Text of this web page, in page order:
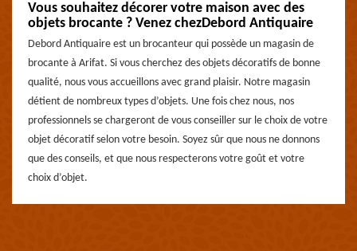
Vous souhaitez décorer votre maison avec des
objets brocante ? Venez chezDebord Antiquaire
Debord Antiquaire est un brocanteur qui possède un magasin de
brocante à Arifat. Si vous cherchez des objets décoratifs de bonne
qualité, nous vous accueillons avec grand plaisir. Notre magasin
détient de nombreux types d’objets. Une fois chez nous, nos
professionnels se chargeront de vous conseiller sur le choix de votre
objet décoratif selon votre besoin. Soyez sûr que nous ne donnons
que des conseils, et que nous respecterons votre goût et votre
choix d’objet.